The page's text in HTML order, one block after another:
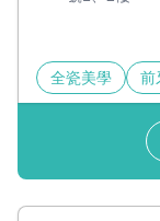
全瓷美學 前